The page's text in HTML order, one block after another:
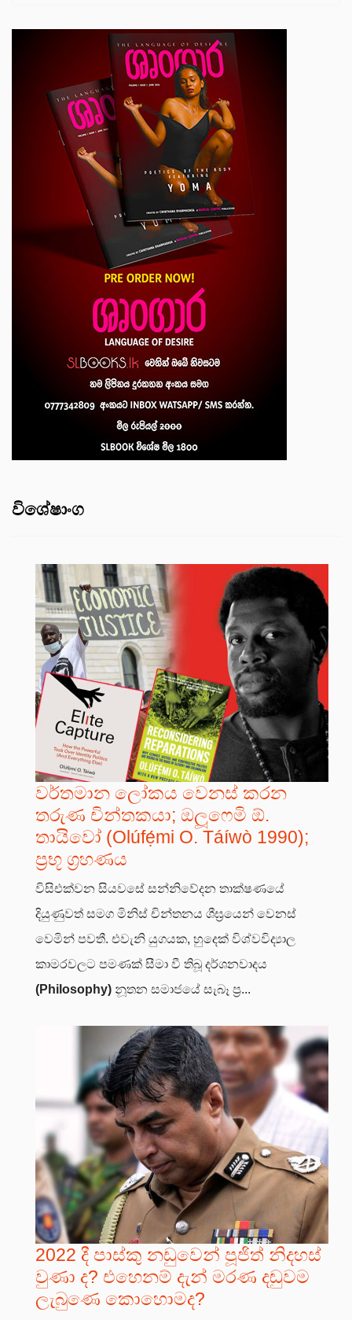
විශේෂාංග
වර්තමාන ලෝකය වෙනස් කරන
තරුණ චින්තකයා; ඔලූෆෙමි ඕ.
තායිවෝ (Olúfẹ́mi O. Táíwò 1990);
ප්‍රභූ ග්‍රහණය
විසිඑක්වන සියවසේ සන්නිවේදන තාක්ෂණයේ
දියුණුවත් සමග මිනිස් චින්තනය ශීඝ්‍රයෙන් වෙනස්
වෙමින් පවතී. එවැනි යුගයක, හුදෙක් විශ්වවිද්‍යාල
කාමරවලට පමණක් සීමා වී තිබූ දර්ශනවාදය
(Philosophy) නූතන සමාජයේ සැබෑ ප්‍ර...
2022 දී පාස්කු නඩුවෙන් පූජිත් නිදහස්
වුණා ද? එහෙනම් දැන් මරණ දඬුවම
ලැබුණෙ කොහොමද?